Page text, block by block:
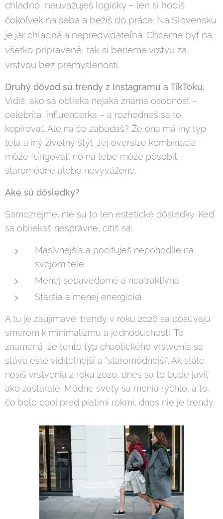
chladno, neuvažuješ logicky – len si hodíš
čokoľvek na seba a bežíš do práce. Na Slovensku
je jar chladná a nepredvídateľná. Chceme byť na
všetko pripravené, tak si berieme vrstvu za
vrstvou bez premyslenosti.
Druhý dôvod sú trendy z Instagramu a TikToku.
Vidíš, ako sa oblieka nejaká známa osobnosť –
celebrita, influencerka – a rozhodneš sa to
kopírovať. Ale na čo zabúdaš? Že ona má iný typ
tela a iný životný štýl. Jej oversize kombinácia
môže fungovať, no na tebe môže pôsobiť
staromódne alebo nevyvážene.
Aké sú dôsledky?
Samozrejme, nie sú to len estetické dôsledky. Keď
sa obliekaš nesprávne, cítíš sa:
Masívnejšia a pociťuješ nepohodlie na
svojom tele
Menej sebavedomé a neatraktívna
Staršia a menej energická
A tu je zaujímavé: trendy v roku 2026 sa posúvajú
smerom k minimalizmu a jednoduchosti. To
znamená, že tento typ chaotického vrstvenia sa
stáva ešte viditeľnejší a "staromódnejší". Ak stále
nosíš vrstvenia z roku 2020, dnes sa to bude javiť
ako zastaralé. Módne svety sa menia rýchlo, a to,
čo bolo cool pred piatimi rokmi, dnes nie je trendy.